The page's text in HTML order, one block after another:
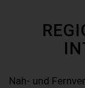
Nah- und